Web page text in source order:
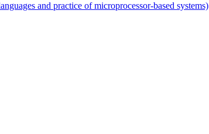
and practice of microprocessor-based systems)